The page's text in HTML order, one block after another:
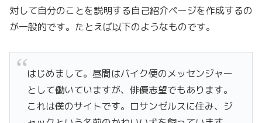
対して自分のことを説明する自己紹介ページを作成するの
が一般的です。たとえば以下のようなものです。
はじめまして。昼間はバイク便のメッセンジャー
として働いていますが、俳優志望でもあります。
これは僕のサイトです。ロサンゼルスに住み、ジ